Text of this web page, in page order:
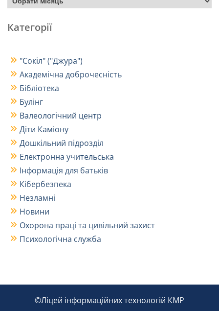
Категорії
"Сокіл" ("Джура")
Академічна доброчесність
Бібліотека
Булінг
Валеологічний центр
Діти Каміону
Дошкільний підрозділ
Електронна учительська
Інформація для батьків
Кібербезпека
Незламні
Новини
Охорона праці та цивільний захист
Психологічна служба
©Ліцей інформаційних технологій КМР